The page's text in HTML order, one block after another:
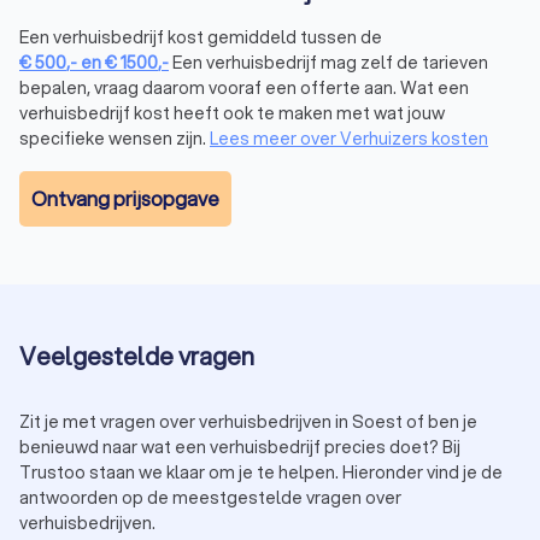
parkeermogelijkheden? En passen alle spullen wel door de
voordeur? Als je het verhuisbedrijf in Soest hiervan goed op
de hoogte brengt, kunnen zij je hierbij ondersteunen en
adviseren.
Extra diensten van het verhuisbedrijf
Veel verhuisbedrijven in Soest bieden extra diensten aan
die je verhuizing eenvoudiger kunnen maken. Denk hierbij
aan in- en uitpakservice, (de)montage van je meubels of
Heb je bijvoorbeeld al eentimmerman
Gemakkelijk verhuisbedrijven vergelijken in
Soest met Trutoo
Het kiezen van het juiste verhuisbedrijf in Soest kan een
Een verhuisbedrijf kost gemiddeld tussen de
€500,- en€1500,-Een verhuisbedrijf mag zelf de tarieven
bepalen, vraag daarom vooraf een offerte aan. Wat een
verhuisbedrijf kost heeft ook te maken met wat jouw
specifieke wensen zijn. Lees meer over Verhuizers kosten
Ontvang prijsopgave
Veelgestelde vragen
Zit je met vragen over verhuisbedrijven in Soest of ben je
benieuwd naar wat een verhuisbedrijf precies doet? Bij
Trustoo staan we klaar om je te helpen. Hieronder vind je de
antwoorden op de meestgestelde vragen over
verhuisbedrijven.